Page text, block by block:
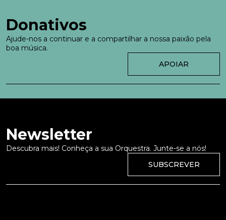
Donativos
Ajude-nos a continuar e a compartilhar a nossa paixão pela
boa música.
APOIAR
Newsletter
Descubra mais! Conheça a sua Orquestra. Junte-se a nós!
SUBSCREVER